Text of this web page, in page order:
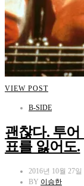
VIEW POST
B-SIDE
괜찮다. 투
표를 잃어도.
2016년 10월 27일
BY 이승한